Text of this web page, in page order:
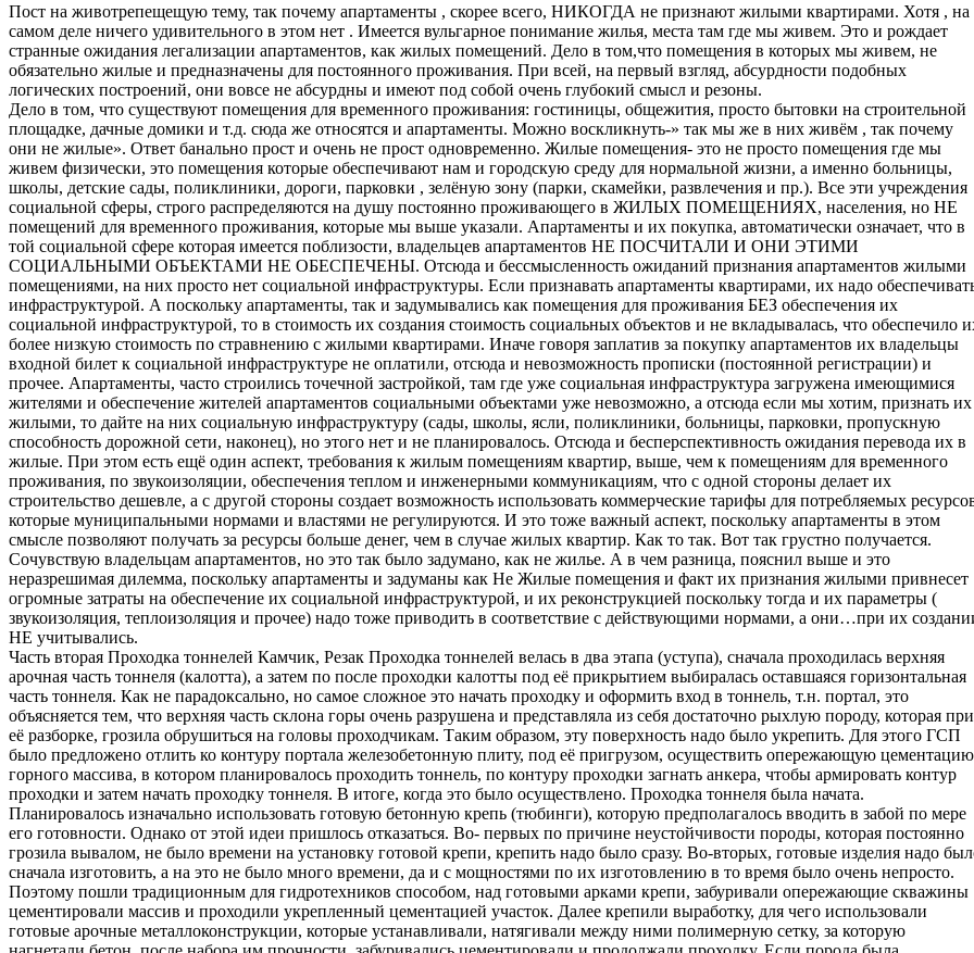
Пост на животрепещещую тему, так почему апартаменты , скорее всего, НИКОГДА не признают жилыми квартирами. Хотя , на
самом деле ничего удивительного в этом нет . Имеется вульгарное понимание жилья, места там где мы живем. Это и рождает
странные ожидания легализации апартаментов, как жилых помещений. Дело в том,что помещения в которых мы живем, не
обязательно жилые и предназначены для постоянного проживания. При всей, на первый взгляд, абсурдности подобных
логических построений, они вовсе не абсурдны и имеют под собой очень глубокий смысл и резоны.
Дело в том, что существуют помещения для временного проживания: гостиницы, общежития, просто бытовки на строительной
площадке, дачные домики и т.д. сюда же относятся и апартаменты. Можно воскликнуть-» так мы же в них живём , так почему
они не жилые». Ответ банально прост и очень не прост одновременно. Жилые помещения- это не просто помещения где мы
живем физически, это помещения которые обеспечивают нам и городскую среду для нормальной жизни, а именно больницы,
школы, детские сады, поликлиники, дороги, парковки , зелёную зону (парки, скамейки, развлечения и пр.). Все эти учреждения
социальной сферы, строго распределяются на душу постоянно проживающего в ЖИЛЫХ ПОМЕЩЕНИЯХ, населения, но НЕ
помещений для временного проживания, которые мы выше указали. Апартаменты и их покупка, автоматически означает, что в
той социальной сфере которая имеется поблизости, владельцев апартаментов НЕ ПОСЧИТАЛИ И ОНИ ЭТИМИ
СОЦИАЛЬНЫМИ ОБЪЕКТАМИ НЕ ОБЕСПЕЧЕНЫ. Отсюда и бессмысленность ожиданий признания апартаментов жилыми
помещениями, на них просто нет социальной инфраструктуры. Если признавать апартаменты квартирами, их надо
инфраструктурой. А поскольку апартаменты, так и задумывались как помещения для проживания БЕЗ обеспечения их
социальной инфраструктурой, то в стоимость их создания стоимость социальных объектов и не вкладывалась, что обеспечило
более низкую стоимость по стравнению с жилыми квартирами. Иначе говоря заплатив за покупку апартаментов их владельцы
входной билет к социальной инфраструктуре не оплатили, отсюда и невозможность прописки (постоянной регистрации) и
прочее. Апартаменты, часто строились точечной застройкой, там где уже социальная инфраструктура загружена имеющимися
жителями и обеспечение жителей апартаментов социальными объектами уже невозможно, а отсюда если мы хотим, признать их
жилыми, то дайте на них социальную инфраструктуру (сады, школы, ясли, поликлиники, больницы, парковки, пропускную
способность дорожной сети, наконец), но этого нет и не планировалось. Отсюда и бесперспективность ожидания перевода их в
жилые. При этом есть ещё один аспект, требования к жилым помещениям квартир, выше, чем к помещениям для временного
проживания, по звукоизоляции, обеспечения теплом и инженерными коммуникациям, что с одной стороны делает их
строительство дешевле, а с другой стороны создает возможность использовать коммерческие тарифы для потребляемых
которые муниципальными нормами и властями не регулируются. И это тоже важный аспект, поскольку апартаменты в этом
смысле позволяют получать за ресурсы больше денег, чем в случае жилых квартир. Как то так. Вот так грустно получается.
Сочувствую владельцам апартаментов, но это так было задумано, как не жилье. А в чем разница, пояснил выше и это
неразрешимая дилемма, поскольку апартаменты и задуманы как Не Жилые помещения и факт их признания жилыми привнесет
огромные затраты на обеспечение их социальной инфраструктурой, и их реконструкцией поскольку тогда и их параметры (
звукоизоляция, теплоизоляция и прочее) надо тоже приводить в соответствие с действующими нормами, а они…при их
НЕ учитывались.
Часть вторая Проходка тоннелей Камчик, Резак Проходка тоннелей велась в два этапа (уступа), сначала проходилась верхняя
арочная часть тоннеля (калотта), а затем по после проходки калотты под её прикрытием выбиралась оставшаяся горизонтальная
часть тоннеля. Как не парадоксально, но самое сложное это начать проходку и оформить вход в тоннель, т.н. портал, это
объясняется тем, что верхняя часть склона горы очень разрушена и представляла из себя достаточно рыхлую породу, которая при
её разборке, грозила обрушиться на головы проходчикам. Таким образом, эту поверхность надо было укрепить. Для этого ГСП
было предложено отлить ко контуру портала железобетонную плиту, под её пригрузом, осуществить опережающую цементацию
горного массива, в котором планировалось проходить тоннель, по контуру проходки загнать анкера, чтобы армировать контур
проходки и затем начать проходку тоннеля. В итоге, когда это было осуществлено. Проходка тоннеля была начата.
Планировалось изначально использовать готовую бетонную крепь (тюбинги), которую предполагалось вводить в забой по мере
его готовности. Однако от этой идеи пришлось отказаться. Во- первых по причине неустойчивости породы, которая постоянно
грозила вывалом, не было времени на установку готовой крепи, крепить надо было сразу. Во-вторых, готовые изделия надо
сначала изготовить, а на это не было много времени, да и с мощностями по их изготовлению в то время было очень непросто.
Поэтому пошли традиционным для гидротехников способом, над готовыми арками крепи, забуривали опережающие скважины
цементировали массив и проходили укрепленный цементацией участок. Далее крепили выработку, для чего использовали
готовые арочные металлоконструкции, которые устанавливали, натягивали между ними полимерную сетку, за которую